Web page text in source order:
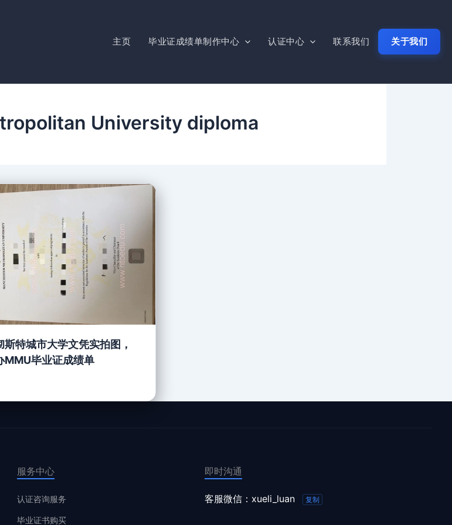
主页 毕业证成绩单制作中心 认证中心 联系我们 关于我们
University diploma
斯特城市大学文凭实拍图，
MMU毕业证成绩单
服务中心
认证咨询服务
毕业证书购买
即时沟通
客服微信： xueli_luan 复制